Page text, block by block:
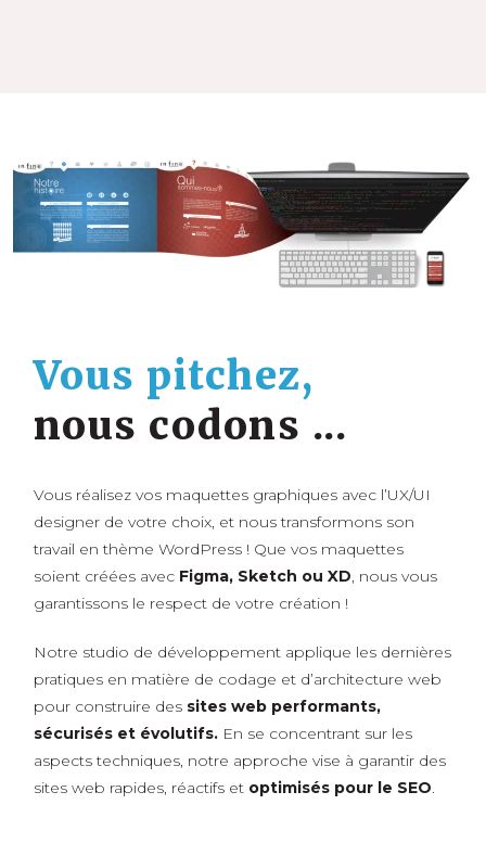
Vous pitchez,
nous codons ...
Vous réalisez vos maquettes graphiques avec l’UX/UI
designer de votre choix, et nous transformons son
travail en thème WordPress ! Que vos maquettes
soient créées avec Figma, Sketch ou XD, nous vous
garantissons le respect de votre création !
Notre studio de développement applique les dernières
pratiques en matière de codage et d’architecture web
pour construire des sites web performants,
sécurisés et évolutifs.En se concentrant sur les
aspects techniques, notre approche vise à garantir des
sites web rapides, réactifs etoptimisés pour le SEO.